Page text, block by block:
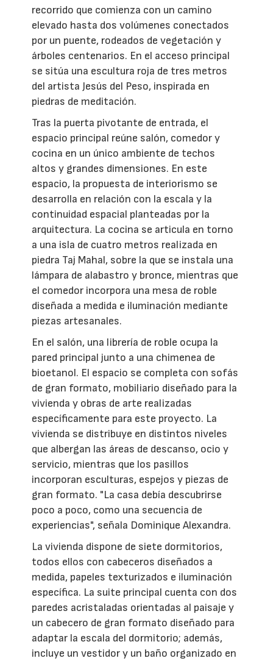
recorrido que comienza con un camino
elevado hasta dos volúmenes conectados
por un puente, rodeados de vegetación y
árboles centenarios. En el acceso principal
se sitúa una escultura roja de tres metros
del artista Jesús del Peso, inspirada en
piedras de meditación.
Tras la puerta pivotante de entrada, el
espacio principal reúne salón, comedor y
cocina en un único ambiente de techos
altos y grandes dimensiones. En este
espacio, la propuesta de interiorismo se
desarrolla en relación con la escala y la
continuidad espacial planteadas por la
arquitectura. La cocina se articula en torno
a una isla de cuatro metros realizada en
piedra Taj Mahal, sobre la que se instala una
lámpara de alabastro y bronce, mientras que
el comedor incorpora una mesa de roble
diseñada a medida e iluminación mediante
piezas artesanales.
En el salón, una librería de roble ocupa la
pared principal junto a una chimenea de
bioetanol. El espacio se completa con sofás
de gran formato, mobiliario diseñado para la
vivienda y obras de arte realizadas
específicamente para este proyecto. La
vivienda se distribuye en distintos niveles
que albergan las áreas de descanso, ocio y
servicio, mientras que los pasillos
incorporan esculturas, espejos y piezas de
gran formato. "La casa debía descubrirse
poco a poco, como una secuencia de
experiencias", señala Dominique Alexandra.
La vivienda dispone de siete dormitorios,
todos ellos con cabeceros diseñados a
medida, papeles texturizados e iluminación
específica. La suite principal cuenta con dos
paredes acristaladas orientadas al paisaje y
un cabecero de gran formato diseñado para
adaptar la escala del dormitorio; además,
incluye un vestidor y un baño organizado en